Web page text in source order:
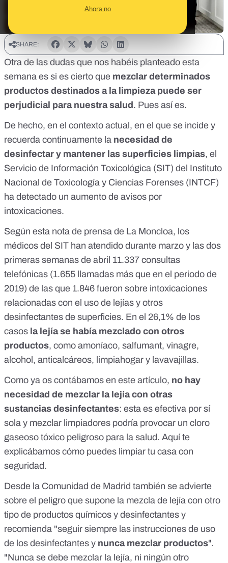
Ahora no
SHARE:
Otra de las dudas que nos habéis planteado esta
semana es si es cierto que mezclar determinados
productos destinados a la limpieza puede ser
perjudicial para nuestra salud. Pues así es.
De hecho, en el contexto actual, en el que se incide y
recuerda continuamente la necesidad de
desinfectar y mantener las superficies limpias, el
Servicio de Información Toxicológica (SIT) del Instituto
Nacional de Toxicología y Ciencias Forenses (INTCF)
ha detectado un aumento de avisos por
intoxicaciones.
Según esta nota de prensa de La Moncloa, los
médicos del SIT han atendido durante marzo y las dos
primeras semanas de abril 11.337 consultas
telefónicas (1.655 llamadas más que en el periodo de
2019) de las que 1.846 fueron sobre intoxicaciones
relacionadas con el uso de lejías y otros
desinfectantes de superficies. En el 26,1% de los
casos la lejía se había mezclado con otros
productos, como amoníaco, salfumant, vinagre,
alcohol, anticalcáreos, limpiahogar y lavavajillas.
Como ya os contábamos en este artículo, no hay
necesidad de mezclar la lejía con otras
sustancias desinfectantes: esta es efectiva por sí
sola y mezclar limpiadores podría provocar un cloro
gaseoso tóxico peligroso para la salud. Aquíte
explicábamos cómo puedes limpiar tu casa con
seguridad.
Desde la Comunidad de Madrid también se advierte
sobre el peligro que supone la mezcla de lejía con otro
tipo de productos químicos y desinfectantes y
recomienda "seguir siempre las instrucciones de uso
de los desinfectantes y nunca mezclar productos".
"Nunca se debe mezclar la lejía, ni ningún otro